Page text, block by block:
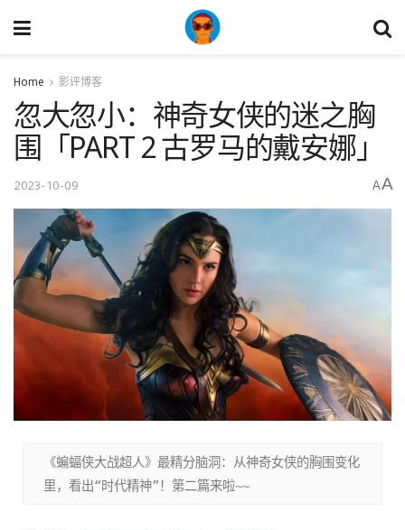
Home 影评博客
忽大忽小：神奇女侠的迷之胸
围「PART 2 古罗马的戴安娜」
2023-10-09 AA
《蝙蝠侠大战超人》最精分脑洞：从神奇女侠的胸围变化
里，看出“时代精神”！第二篇来啦~~